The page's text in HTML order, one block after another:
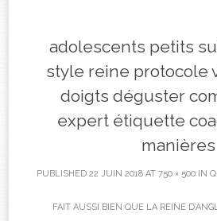
adolescents petits
style reine protocole
doigts déguster
expert étiquette
manières
PUBLISHED 22 JUIN 2018AT 750 × 500IN
FAIT AUSSI BIEN QUE LA REINE